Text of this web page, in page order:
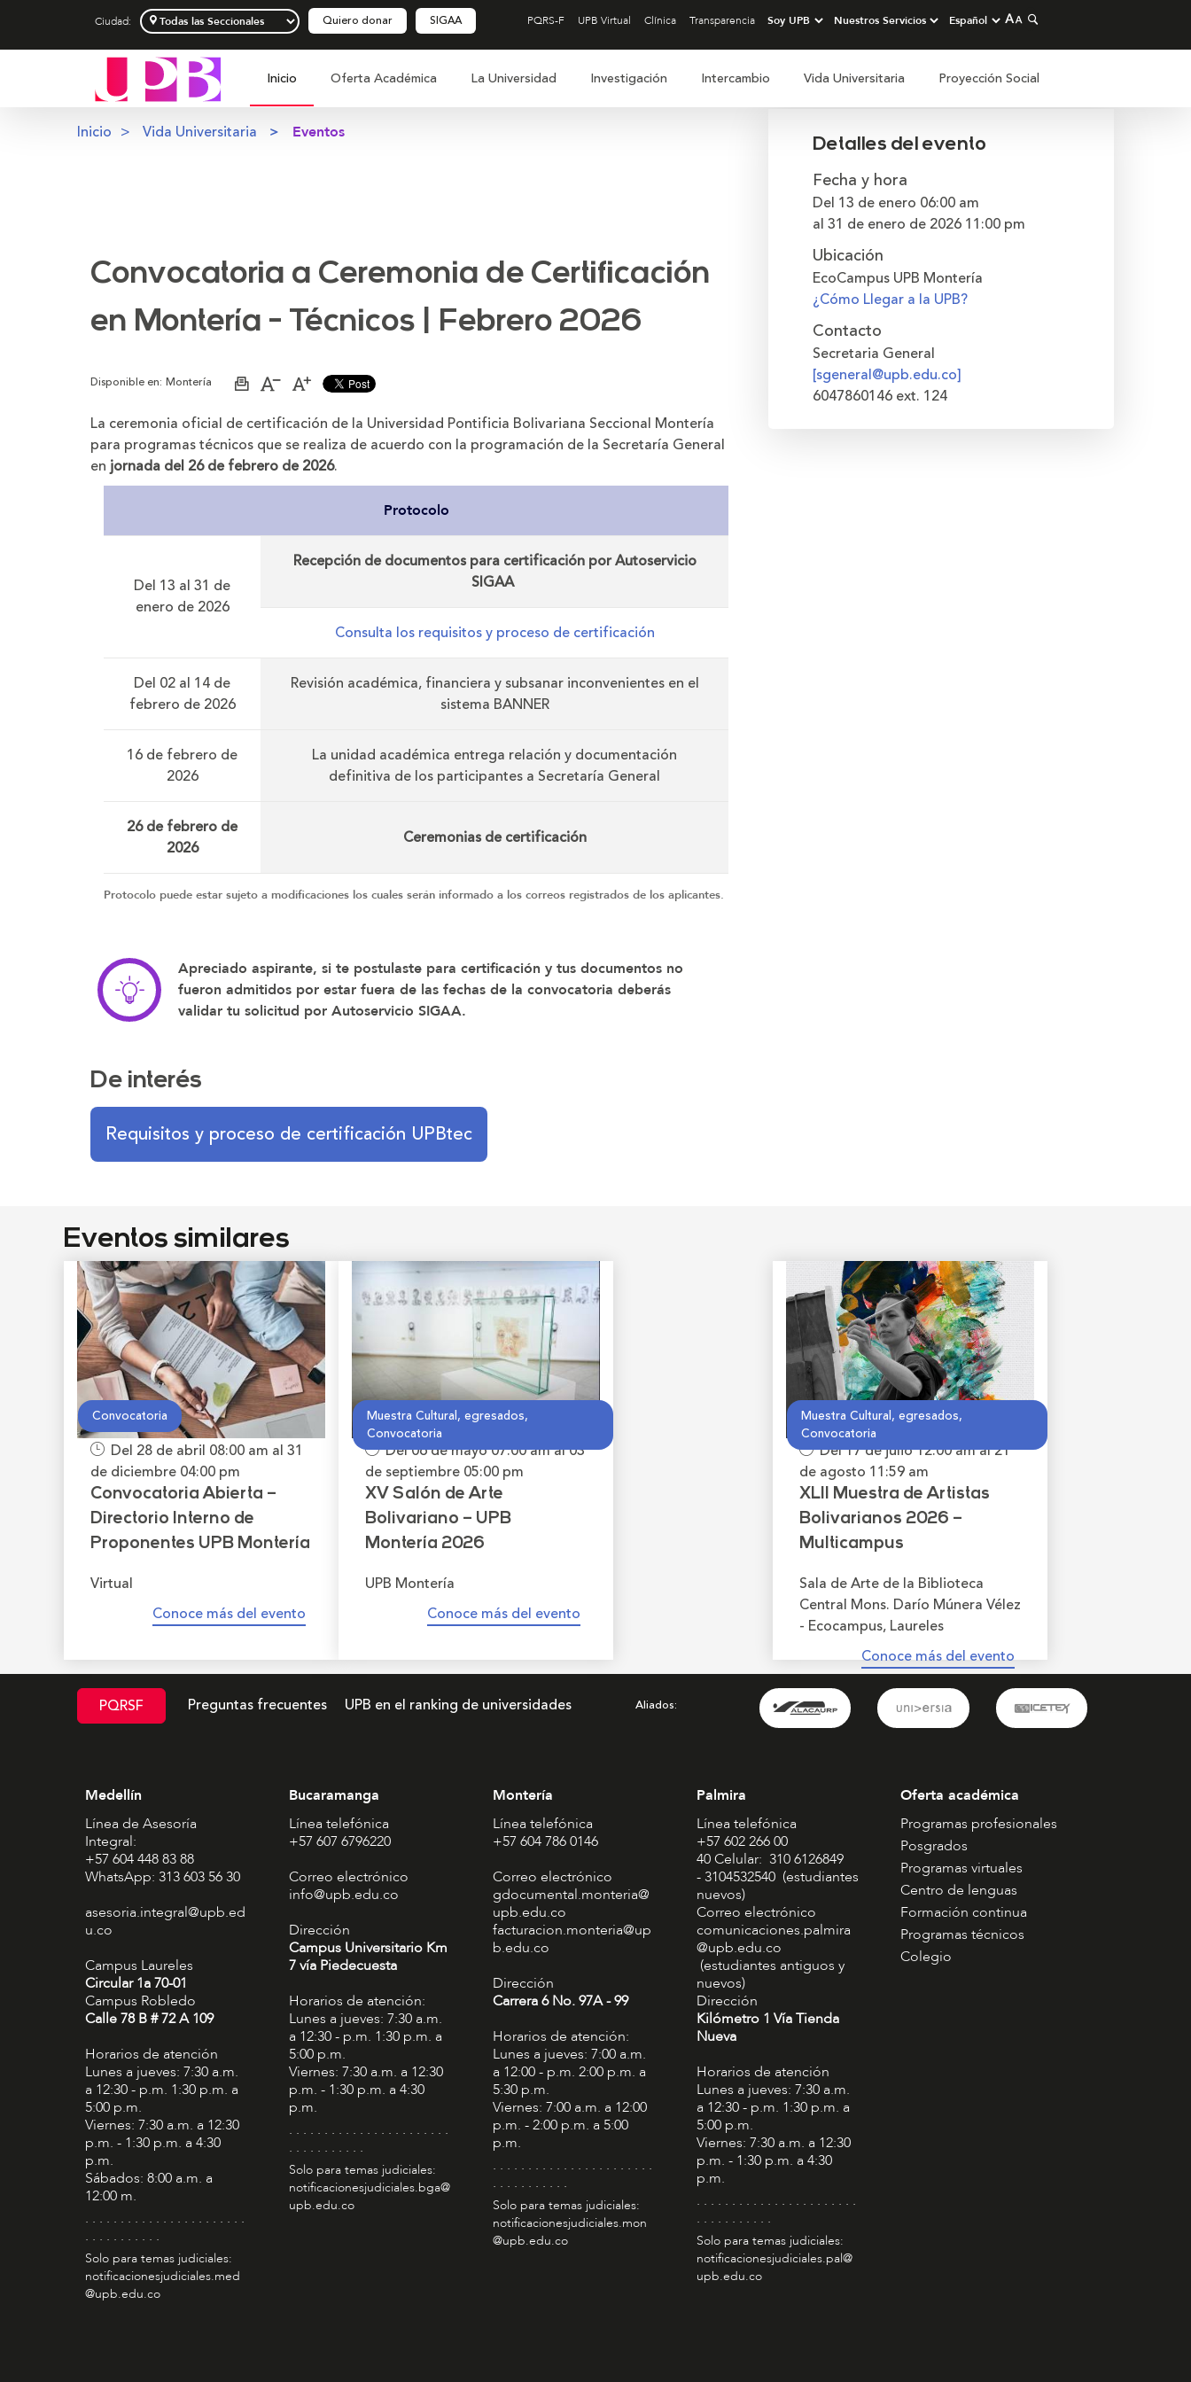
Ciudad: Quiero donar SIGAA PQRS-F UPB Virtual Clínica Transparencia
Inicio Oferta Académica La Universidad Investigación Intercambio Vida Universitaria Proyección Social
Inicio Vida Universitaria Eventos
Convocatoria a Ceremonia de Certificación
en Montería - Técnicos | Febrero 2026
Detalles del evento
Fecha y hora
Del 13 de enero 06:00 am
al 31 de enero de 2026 11:00 pm
Ubicación
EcoCampus UPB Montería
¿Cómo Llegar a la UPB?
Contacto
Secretaria General
[sgeneral@upb.edu.co]
6047860146 ext. 124
Disponible en: Montería
ImprimirAumentar
de
la
letra
Disminuir
de
la
letra
La ceremonia oficial de certificación de la Universidad Pontificia Bolivariana Seccional Montería
para programas técnicos que se realiza de acuerdo con la programación de la Secretaría General
en jornada del 26 de febrero de 2026.
Protocolo
Del 13 al 31 de
enero de 2026
Recepción de documentos para certificación por Autoservicio
SIGAA
Consulta los requisitos y proceso de certificación
Del 02 al 14 de
febrero de 2026
Revisión académica, financiera y subsanar inconvenientes en el
sistema BANNER
16 de febrero de
2026
La unidad académica entrega relación y documentación
definitiva de los participantes a Secretaría General
26 de febrero de
2026
Ceremonias de certificación
Protocolo puede estar sujeto a modificaciones los cuales serán informado a los correos registrados de los aplicantes.
Apreciado aspirante, si te postulaste para certificación y tus documentos no
fueron admitidos por estar fuera de las fechas de la convocatoria deberás
validar tu solicitud por Autoservicio SIGAA.
De interés
Requisitos y proceso de certificación UPBtec
Eventos similares
Convocatoria
Del 28 de abril 08:00 am al 31
de diciembre 04:00 pm
Convocatoria Abierta –
Directorio Interno de
Proponentes UPB Montería
Virtual
Conoce más del evento
Muestra Cultural, egresados,
Convocatoria
Del 06 de mayo07:00 amal 03
de septiembre 05:00 pm
XV Salón de Arte
Bolivariano – UPB
Montería 2026
UPB Montería
Conoce más del evento
Muestra Cultural, egresados,
Convocatoria
Del 17 de julio12:00 amal 21
de agosto 11:59 am
XLII Muestra de Artistas
Bolivarianos 2026 –
Multicampus
Sala de Arte de la Biblioteca
Central Mons. Darío Múnera Vélez
- Ecocampus, Laureles
Conoce más del evento
PQRSF Preguntas frecuentes UPB en el ranking de universidades Aliados
Medellín
Línea de Asesoría
Integral:
+57 604 448 83 88
WhatsApp: 313 603 56 30
asesoria.integral@upb.ed
u.co
Campus Laureles
Circular 1a 70-01
Campus Robledo
Calle 78 B # 72 A 109
Horarios de atención
Lunes a jueves: 7:30 a.m.
a 12:30 - p.m. 1:30 p.m. a
5:00 p.m.
Viernes: 7:30 a.m. a 12:30
p.m. - 1:30 p.m. a 4:30
p.m.
Sábados: 8:00 a.m. a
12:00 m.
. . . . . . . . . . . . . . . . . . . . . . .
. . . . . . . . . . .
Solo para temas judiciales:
notificacionesjudiciales.med
@upb.edu.co
Bucaramanga
Línea telefónica
+57 607 6796220
Correo electrónico
info@upb.edu.co
Dirección
Campus Universitario Km
7 vía Piedecuesta
Horarios de atención:
Lunes a jueves: 7:30 a.m.
a 12:30 - p.m. 1:30 p.m. a
5:00 p.m.
Viernes: 7:30 a.m. a 12:30
p.m. - 1:30 p.m. a 4:30
p.m.
. . . . . . . . . . . . . . . . . . . . . . .
. . . . . . . . . . .
Solo para temas judiciales:
notificacionesjudiciales.bga@
upb.edu.co
Montería
Línea telefónica
+57 604 786 0146
Correo electrónico
gdocumental.monteria@
upb.edu.co
facturacion.monteria@up
b.edu.co
Dirección
Carrera 6 No. 97A - 99​
Horarios de atención:
Lunes a jueves: 7:00 a.m.
a 12:00 - p.m. 2:00 p.m. a
5:30 p.m.
Viernes: 7:00 a.m. a 12:00
p.m. - 2:00 p.m. a 5:00
p.m.
. . . . . . . . . . . . . . . . . . . . . . .
. . . . . . . . . . .
Solo para temas judiciales:
notificacionesjudiciales.mon
@upb.edu.co
Palmira
Línea telefónica
+57 602 266 00
40 Celular: 310 6126849
- 3104532540 (estudiantes
nuevos)
Correo electrónico
comunicaciones.palmira
@upb.edu.co
(estudiantes antiguos y
nuevos)
Dirección
Kilómetro 1 Vía Tienda
Nueva
Horarios de atención
Lunes a jueves: 7:30 a.m.
a 12:30 - p.m. 1:30 p.m. a
5:00 p.m.
Viernes: 7:30 a.m. a 12:30
p.m. - 1:30 p.m. a 4:30
p.m.
. . . . . . . . . . . . . . . . . . . . . . .
. . . . . . . . . . .
Solo para temas judiciales:
notificacionesjudiciales.pal@
upb.edu.co
Oferta académica
Programas profesionales
Posgrados
Programas virtuales
Centro de lenguas
Formación continua
Programas técnicos
Colegio